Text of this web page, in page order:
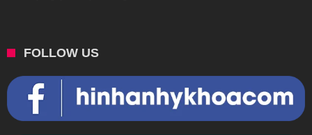
FOLLOW US